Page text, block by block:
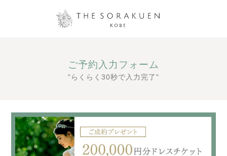
ご予約入力フォーム
"らくらく30秒で入力完了"